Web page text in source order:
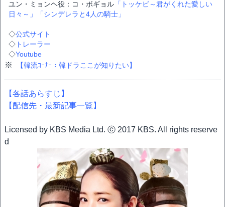
ユン・ミョンヘ役：コ・ボギョル 「トッケビ～君がくれた愛しい
日々～」
「シンデレラと4人の騎士」
◇公式サイト
◇ トレーラー
◇Youtube
※ 【韓流ｺｰﾅｰ：韓ドラここが知りたい】
【各話あらすじ】
【配信先・最新記事一覧】
Licensed by KBS Media Ltd. ⓒ 2017 KBS. All rights reserve
d